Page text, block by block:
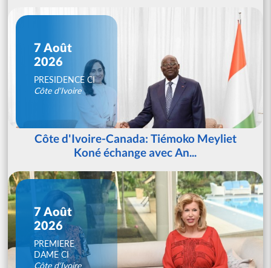
7 Août
2026
PRESIDENCE CI
Côte d'Ivoire
Côte d'Ivoire-Canada: Tiémoko Meyliet
Koné échange avec An...
7 Août
2026
PREMIERE
DAME CI
Côte d'Ivoire